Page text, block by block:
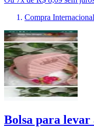
Compra Internacional
Bolsa para levar